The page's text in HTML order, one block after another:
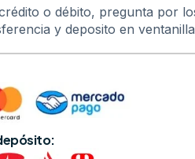
o débito, pregunta por
y deposito en ventanilla